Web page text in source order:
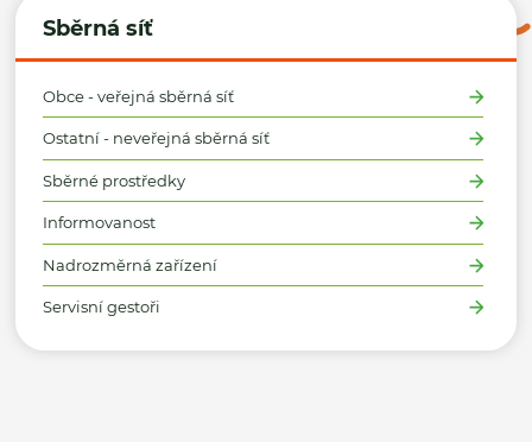
Sběrná síť
Obce - veřejná sběrná síť
Ostatní - neveřejná sběrná síť
Sběrné prostředky
Informovanost
Nadrozměrná zařízení
Servisní gestoři